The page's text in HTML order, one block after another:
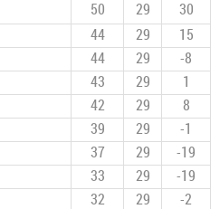
50 29
30
44 29
15
44 29
-8
43 29
1
42 29
8
39 29
-1
37 29
-19
33 29
-19
32 29
-2